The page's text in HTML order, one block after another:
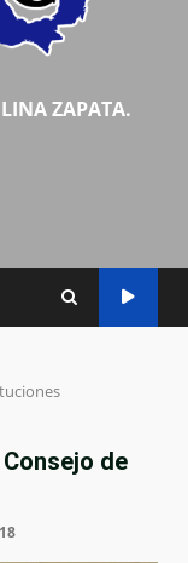
ZAPATA.
de